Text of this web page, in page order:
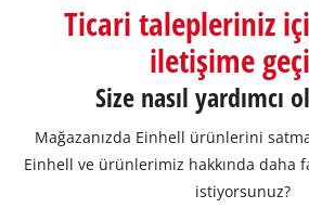
Ticari talepleriniz
iletişime
Size nasıl yardımcı
Mağazanızda Einhell ürünlerini
Einhell ve ürünlerimiz hakkında daha
istiyorsunuz?